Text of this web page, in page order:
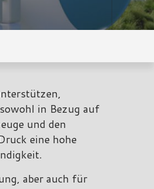
in Bezug auf
und den
eine hohe
aber auch für